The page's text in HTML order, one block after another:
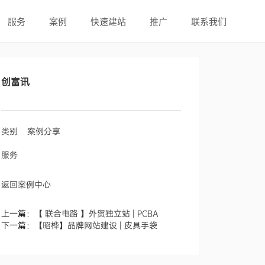
服务 案例 快速建站 推广 联系我们
创富讯
类别 案例分享
服务
返回案例中心
上一篇：
【 联合电路 】外贸独立站 | PCBA
下一篇：
【昭桦】品牌网站建设 | 皮具手袋